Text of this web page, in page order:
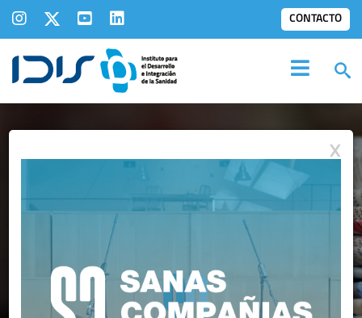
CONTACTO
IDIS EN LOSMEDIOS
X